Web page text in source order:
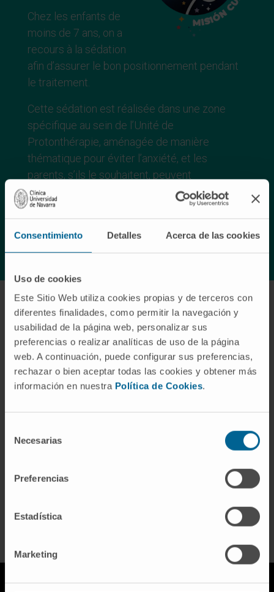
Consentimiento Detalles Acerca de las cookies
Uso de cookies
Este Sitio Web utiliza cookies propias y de terceros con
diferentes finalidades, como permitir la navegación y
usabilidad de la página web, personalizar sus
preferencias o realizar analíticas de uso de la página
web. A continuación, puede configurar sus preferencias,
rechazar o bien aceptar todas las cookies y obtener más
información en nuestra Política de Cookies.
Necesarias
Preferencias
Estadística
Marketing
Chez les enfants de
moins de 7 ans, on a
recours à la sédation
afin d’assurer le bon positionnement pendant
le traitement.
Cette sédation est réalisée dans une zone
spécifique au sein de l’Unité de
Protonthérapie, aménagée de manière
thématique pour éviter l’anxiété, et les
parents, s’ils le souhaitent, peuvent
accompagner les enfants jusqu’à ce qu’ils
aient été sédatés.
ÊTES-VOUS INTÉRESSÉ ? CONTACTEZ-NOUS
La radiothérapie la plus précise
contre la tumeur
Ainara a été la première patiente pédiatrique traitée à
histoire.
DÉCOUVREZ COMMENT ELLE FONCTIONNE